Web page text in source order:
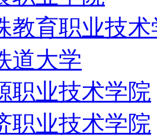
教育职业技术
道大学
职业技术学院
职业技术学院